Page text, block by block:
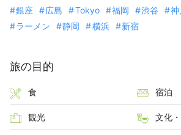
銀座
広島 Tokyo 福岡 渋谷 神
ラーメン
静岡 横浜 新宿
旅の目的
食 宿泊
観光 文化